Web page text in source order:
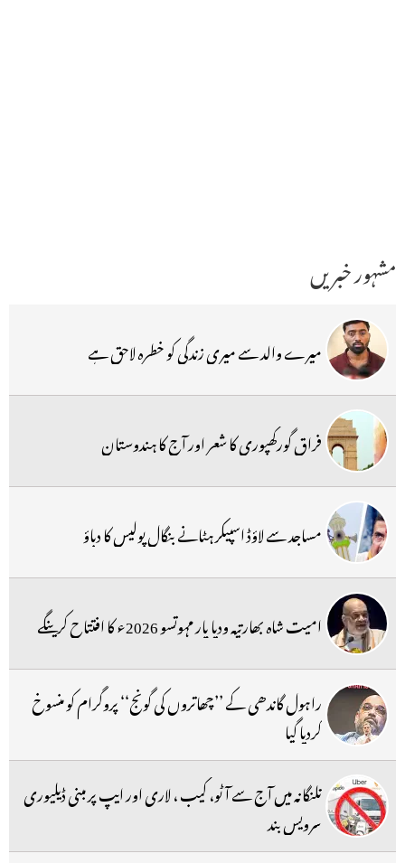
مشہور خبریں
میرے والد سے میری زندگی کو خطرہ لاحق ہے
فراق گورکھپوری کا شعر اور آج کا ہندوستان
مساجد سے لاؤڈ اسپیکر ہٹانے بنگال پولیس کا دباؤ
امیت شاہ بھارتیہ ودیا پار مہوتسو 2026ء کا افتتاح کرینگے
راہول گاندھی کے ’’چھاتروں کی گونج‘‘ پروگرام کو منسوخ
کردیا گیا
تلنگانہ میں آج سے آٹو، کیب ، لاری اور ایپ پر مبنی ڈیلیوری
سرویس بند